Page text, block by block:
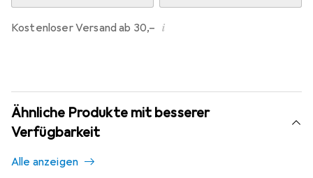
Kostenloser Versand ab 30,– i
Ähnliche Produkte mit besserer
Verfügbarkeit
Alle anzeigen